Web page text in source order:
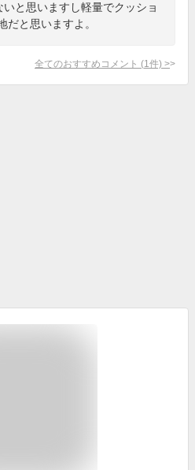
と思いますし軽量でクッショ
だと思いますよ。
全てのおすすめコメント (1 件) >